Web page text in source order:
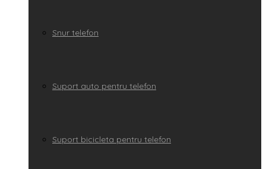
Snur telefon
Suport auto pentru telefon
Suport bicicleta pentru telefon